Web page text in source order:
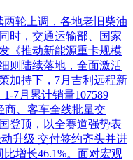
两轮上调，各地老旧柴油
时，交通运输部、国家
《推动新能源重卡规模
则陆续落地，全面激活
加持下，7月吉利远程新
7月累计销量107589
商、客车全线批量交
登顶，以全赛道强势表
升级 交付签约齐头并进
增长46.1%。面对宏观